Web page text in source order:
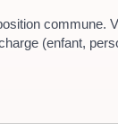
(enfant,